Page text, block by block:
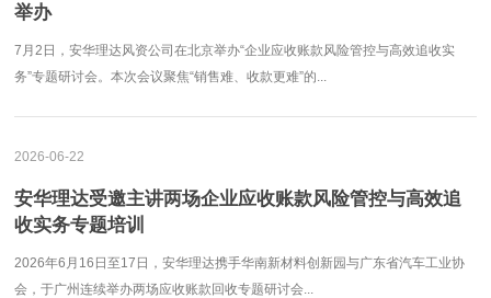
举办
7月2日，安华理达风资公司在北京举办“企业应收账款风险管控与高效追收实
务”专题研讨会。本次会议聚焦“销售难、收款更难”的...
2026-06-22
安华理达受邀主讲两场企业应收账款风险管控与高效追
收实务专题培训
2026年6月16日至17日，安华理达携手华南新材料创新园与广东省汽车工业协
会，于广州连续举办两场应收账款回收专题研讨会...